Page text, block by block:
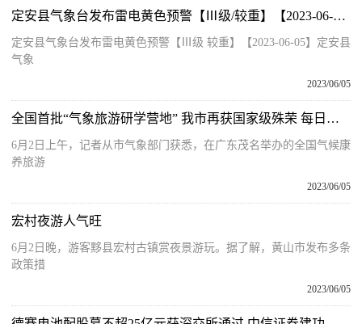
定安县气象台发布雷电黄色预警【Ⅲ级/较重】【2023-06-05】
定安县气象台发布雷电黄色预警【Ⅲ级 较重】【2023-06-05】定安县
气象
2023/06/05
全国首批“气象旅游研学营地” 我市再获国家级殊荣 每日讯息
6月2日上午，记者从市气象部门获悉，在广东茂名举办的全国气候康
养旅游
2023/06/05
宏村夜游人气旺
6月2日晚，游客黟县宏村古镇赏夜景游玩。据了解，黄山市发布多条
政策措
2023/06/05